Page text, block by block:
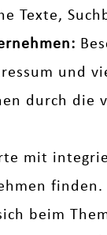
Texte,
und
durch die
mit
finden.
beim